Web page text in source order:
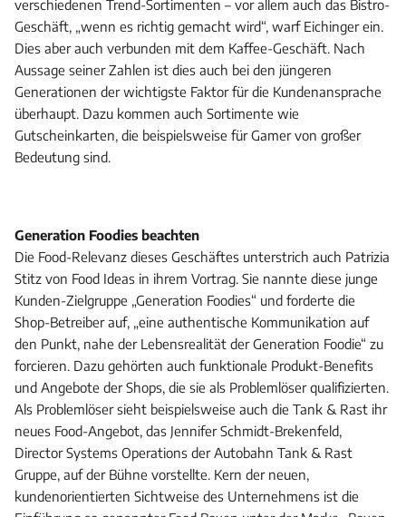
verschiedenen Trend-Sortimenten – vor allem auch das Bistro-
Geschäft, „wenn es richtig gemacht wird“, warf Eichinger ein.
Dies aber auch verbunden mit dem Kaffee-Geschäft. Nach
Aussage seiner Zahlen ist dies auch bei den jüngeren
Generationen der wichtigste Faktor für die Kundenansprache
überhaupt. Dazu kommen auch Sortimente wie
Gutscheinkarten, die beispielsweise für Gamer von großer
Bedeutung sind.
Generation Foodies beachten
Die Food-Relevanz dieses Geschäftes unterstrich auch Patrizia
Stitz von Food Ideas in ihrem Vortrag. Sie nannte diese junge
Kunden-Zielgruppe „Generation Foodies“ und forderte die
Shop-Betreiber auf, „eine authentische Kommunikation auf
den Punkt, nahe der Lebensrealität der Generation Foodie“ zu
forcieren. Dazu gehörten auch funktionale Produkt-Benefits
und Angebote der Shops, die sie als Problemlöser qualifizierten.
Als Problemlöser sieht beispielsweise auch die Tank & Rast ihr
neues Food-Angebot, das Jennifer Schmidt-Brekenfeld,
Director Systems Operations der Autobahn Tank & Rast
Gruppe, auf der Bühne vorstellte. Kern der neuen,
kundenorientierten Sichtweise des Unternehmens ist die